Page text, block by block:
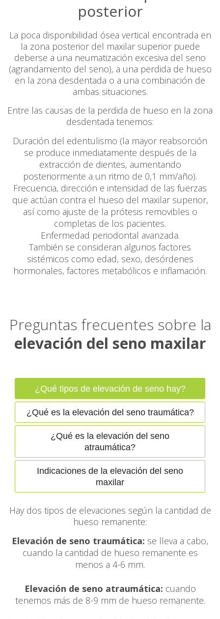
posterior
La poca disponibilidad ósea vertical encontrada en
la zona posterior del maxilar superior puede
deberse a una neumatización excesiva del seno
(agrandamiento del seno), a una perdida de hueso
en la zona desdentada o a una combinación de
ambas situaciones.
Entre las causas de la perdida de hueso en la zona
desdentada tenemos:
Duración del edentulismo (la mayor reabsorción
se produce inmediatamente después de la
extracción de dientes, aumentando
posteriormente a un ritmo de 0,1 mm/año).
Frecuencia, dirección e intensidad de las fuerzas
que actúan contra el hueso del maxilar superior,
así como ajuste de la prótesis removibles o
completas de los pacientes.
Enfermedad periodontal avanzada.
También se consideran algunos factores
sistémicos como edad, sexo, desórdenes
hormonales, factores metabólicos e inflamación.
Preguntas frecuentes sobre la
elevación del seno maxilar
¿Qué tipos de elevación de seno hay?
¿Qué es la elevación del seno traumática?
¿Qué es la elevación del seno
atraumática?
Indicaciones de la elevación del seno
maxilar
Hay dos tipos de elevaciones según la cantidad de
hueso remanente:
Elevación de seno traumática: se lleva a cabo,
cuando la cantidad de hueso remanente es
menos a 4-6 mm.
Elevación de seno atraumática: cuando
tenemos más de 8-9 mm de hueso remanente.